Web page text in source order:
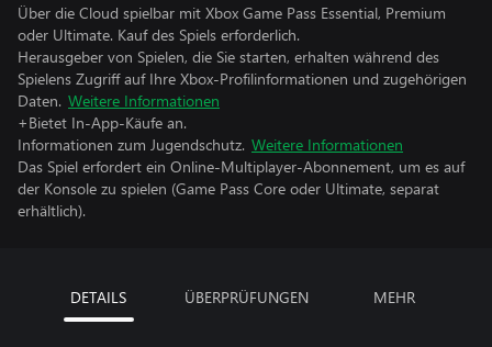
Über die Cloud spielbar mit Xbox Game Pass Essential, Premium
oder Ultimate. Kauf des Spiels erforderlich.
Herausgeber von Spielen, die Sie starten, erhalten während des
Spielens Zugriff auf Ihre Xbox-Profilinformationen und zugehörigen
Daten. Weitere Informationen
+Bietet In-App-Käufe an.
Informationen zum Jugendschutz. Weitere Informationen
Das Spiel erfordert ein Online-Multiplayer-Abonnement, um es auf
der Konsole zu spielen (Game Pass Core oder Ultimate, separat
erhältlich).
DETAILS ÜBERPRÜFUNGEN MEHR